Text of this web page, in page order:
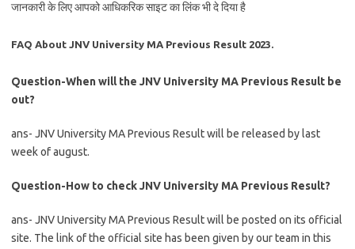
जानकारी के लिए आपको आधिकरिक साइट का लिंक भी दे दिया है
FAQ About JNV University MA Previous Result 2023.
Question-When will the JNV University MA Previous Result be
out?
ans- JNV University MA Previous Result will be released by last
week of august.
Question-How to check JNV University MA Previous Result?
ans- JNV University MA Previous Result will be posted on its official
site. The link of the official site has been given by our team in this